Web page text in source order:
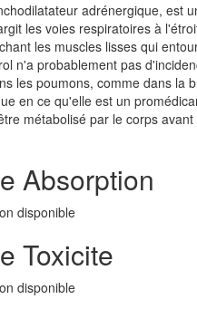
adrénergique, est
les voies respiratoires à
les muscles lisses qui
n'a probablement pas
les poumons, comme dans la
en ce qu'elle est un
métabolisé par le corps
Absorption
disponible
Toxicite
disponible